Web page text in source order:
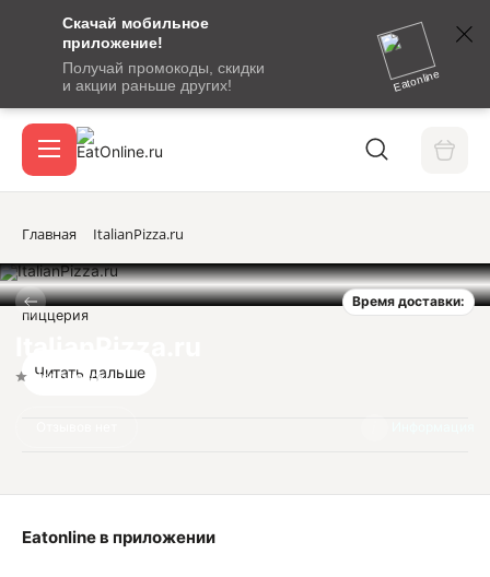
Скачай мобильное
приложение!
Получай промокоды, скидки
и акции раньше других!
Eatonline
сообщение
кодом
подтверждения
Вход / регистрация
Акции
Главная ItalianPizza.ru
Время доставки:
Нет оценок
пиццерия
Читать дальше
Eatonline в приложении